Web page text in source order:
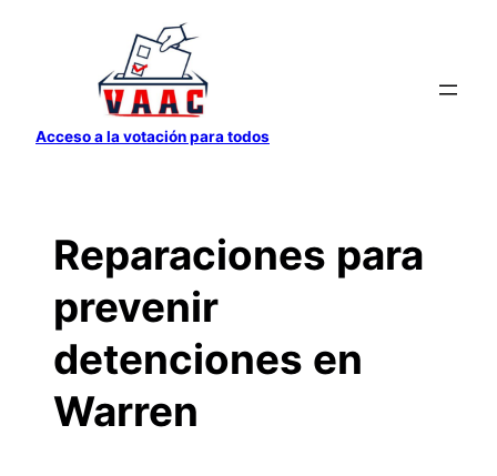
contenido
Acceso a la votación para todos
Reparaciones para
prevenir
detenciones en
Warren